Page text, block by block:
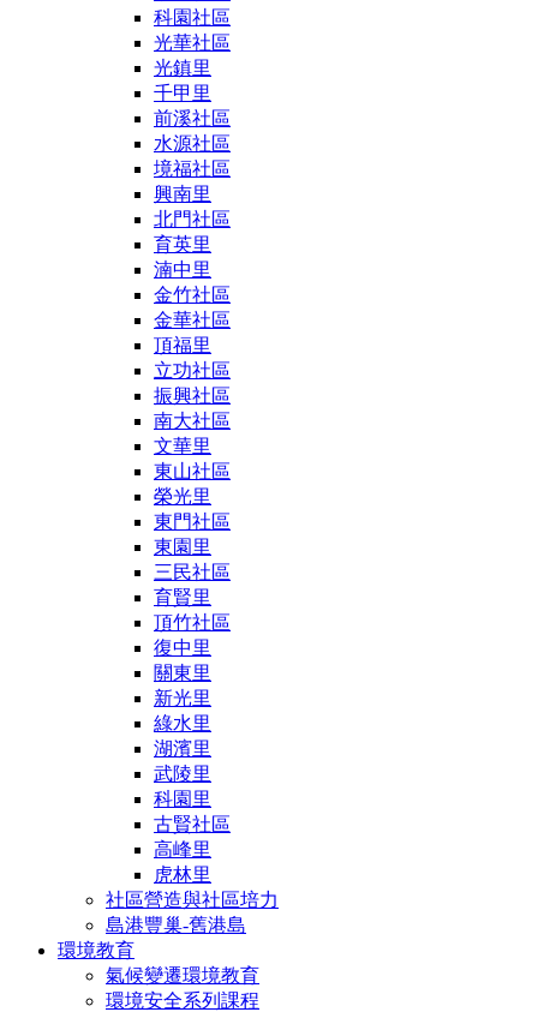
科園社區
光華社區
光鎮里
千甲里
前溪社區
水源社區
境福社區
興南里
北門社區
育英里
湳中里
金竹社區
金華社區
頂福里
立功社區
振興社區
南大社區
文華里
東山社區
榮光里
東門社區
東園里
三民社區
育賢里
頂竹社區
復中里
關東里
新光里
綠水里
湖濱里
武陵里
科園里
古賢社區
高峰里
虎林里
社區營造與社區培力
島港豐巢-舊港島
環境教育
氣候變遷環境教育
環境安全系列課程